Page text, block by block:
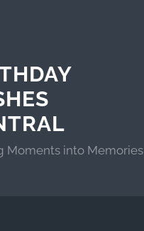
Moments into Memories